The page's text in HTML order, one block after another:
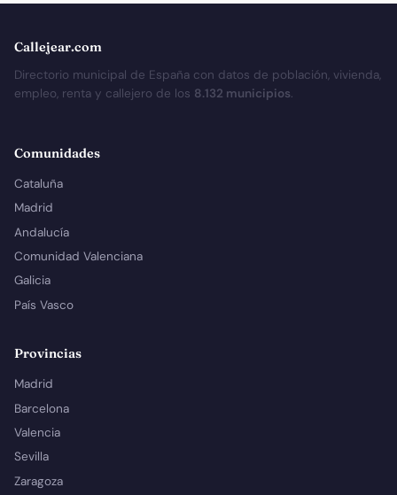
Callejear.com
Directorio municipal de España con datos de población, vivienda,
empleo, renta y callejero de los 8.132 municipios.
Comunidades
Cataluña
Madrid
Andalucía
Comunidad Valenciana
Galicia
País Vasco
Provincias
Madrid
Barcelona
Valencia
Sevilla
Zaragoza